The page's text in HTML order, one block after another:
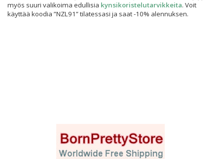
myös suuri valikoima edullisia kynsikoristelutarvikkeita. Voit
käyttää koodia ”NZL91” tilatessasi ja saat -10% alennuksen.